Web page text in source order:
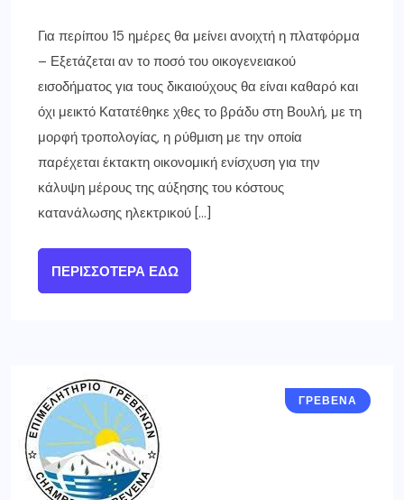
Για περίπου 15 ημέρες θα μείνει ανοιχτή η πλατφόρμα
– Εξετάζεται αν το ποσό του οικογενειακού
εισοδήματος για τους δικαιούχους θα είναι καθαρό και
όχι μεικτό Κατατέθηκε χθες το βράδυ στη Βουλή, με τη
μορφή τροπολογίας, η ρύθμιση με την οποία
παρέχεται έκτακτη οικονομική ενίσχυση για την
κάλυψη μέρους της αύξησης του κόστους
κατανάλωσης ηλεκτρικού […]
ΠΕΡΙΣΣΌΤΕΡΑ ΕΔΏ
ΓΡΕΒΕΝΑ